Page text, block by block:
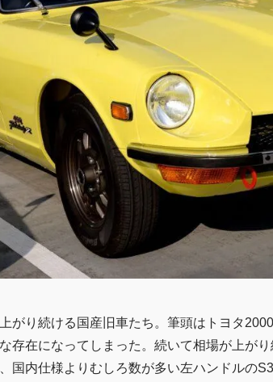
がり続ける国産旧車たち。筆頭はトヨタ
存在になってしまった。続いて相場が上が
国内仕様よりむしろ数が多い左ハンドルの